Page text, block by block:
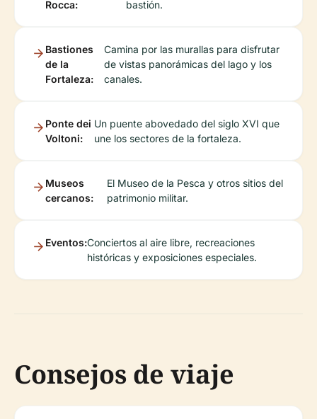
Rocca:
bastión.
Bastiones
de la
Fortaleza:
Camina por las murallas para disfrutar
de vistas panorámicas del lago y los
canales.
Ponte dei
Voltoni:
Un puente abovedado del siglo XVI que
une los sectores de la fortaleza.
Museos
cercanos:
El Museo de la Pesca y otros sitios del
patrimonio militar.
Eventos:Conciertos al aire libre, recreaciones
históricas y exposiciones especiales.
Consejos de viaje